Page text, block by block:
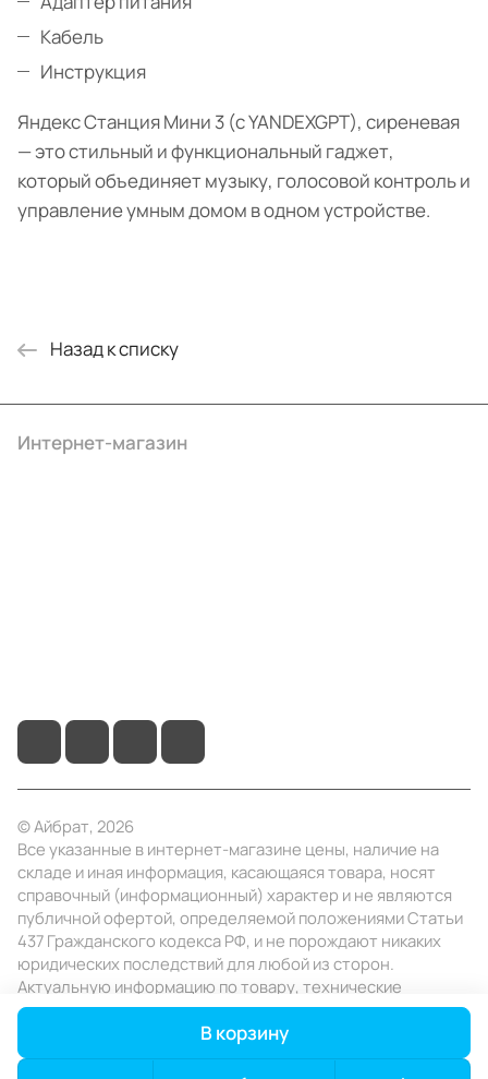
В корзину
Кабель
Инструкция
Яндекс Станция Мини 3 (с YANDEXGPT), сиреневая
— это стильный и функциональный гаджет,
который объединяет музыку, голосовой контроль и
управление умным домом в одном устройстве.
Назад к списку
Интернет-магазин
© Айбрат, 2026
Все указанные в интернет-магазине цены, наличие на
складе и иная информация, касающаяся товара, носят
справочный (информационный) характер и не являются
публичной офертой, определяемой положениями Статьи
437 Гражданского кодекса РФ, и не порождают никаких
юридических последствий для любой из сторон.
Актуальную информацию по товару, технические
характеристики уточняйте в отделе продаж в день
Конфиденциальность
Оферта